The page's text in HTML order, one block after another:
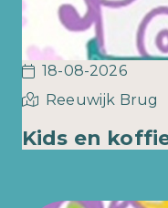
18-08-2026
Reeuwijk Brug
Kids en